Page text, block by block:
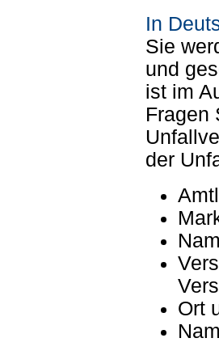
In
Sie
und
ist im
Fragen
der
Ort